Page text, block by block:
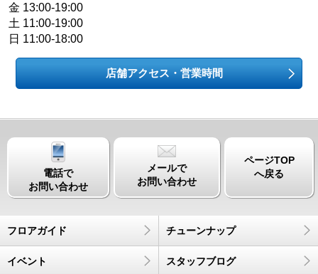
金 13:00-19:00
土 11:00-19:00
日 11:00-18:00
店舗アクセス・営業時間
電話で
お問い合わせ
メールで
お問い合わせ
ページTOP
へ戻る
フロアガイド チューンナップ
イベント スタッフブログ